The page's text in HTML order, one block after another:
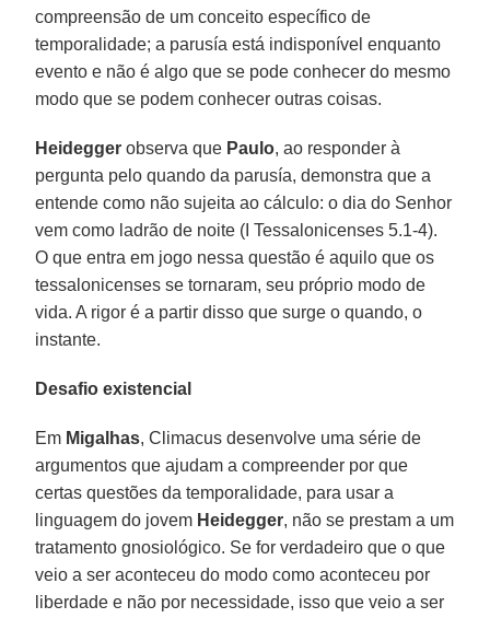
compreensão de um conceito específico de
temporalidade; a parusía está indisponível enquanto
evento e não é algo que se pode conhecer do mesmo
modo que se podem conhecer outras coisas.
Heidegger observa que Paulo, ao responder à
pergunta pelo quando da parusía, demonstra que a
entende como não sujeita ao cálculo: o dia do Senhor
vem como ladrão de noite (I Tessalonicenses 5.1-4).
O que entra em jogo nessa questão é aquilo que os
tessalonicenses se tornaram, seu próprio modo de
vida. A rigor é a partir disso que surge o quando, o
instante.
Desafio existencial
Em Migalhas, Climacus desenvolve uma série de
argumentos que ajudam a compreender por que
certas questões da temporalidade, para usar a
linguagem do jovem Heidegger, não se prestam a um
tratamento gnosiológico. Se for verdadeiro que o que
veio a ser aconteceu do modo como aconteceu por
liberdade e não por necessidade, isso que veio a ser